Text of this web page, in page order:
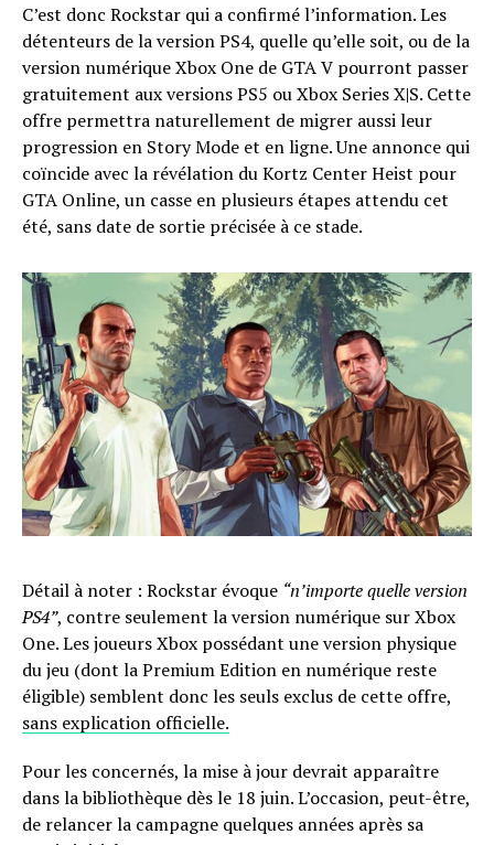
C’est donc Rockstar qui a confirmé l’information. Les
détenteurs de la version PS4, quelle qu’elle soit, ou de la
version numérique Xbox One de GTA V pourront passer
gratuitement aux versions PS5 ou Xbox Series X|S. Cette
offre permettra naturellement de migrer aussi leur
progression en Story Mode et en ligne. Une annonce qui
coïncide avec la révélation du Kortz Center Heist pour
GTA Online, un casse en plusieurs étapes attendu cet
été, sans date de sortie précisée à ce stade.
Détail à noter : Rockstar évoque “n’importe quelle version
PS4”, contre seulement la version numérique sur Xbox
One. Les joueurs Xbox possédant une version physique
du jeu (dont la Premium Edition en numérique reste
éligible) semblent donc les seuls exclus de cette offre,
sans explication officielle.
Pour les concernés, la mise à jour devrait apparaître
dans la bibliothèque dès le 18 juin. L’occasion, peut-être,
de relancer la campagne quelques années après sa